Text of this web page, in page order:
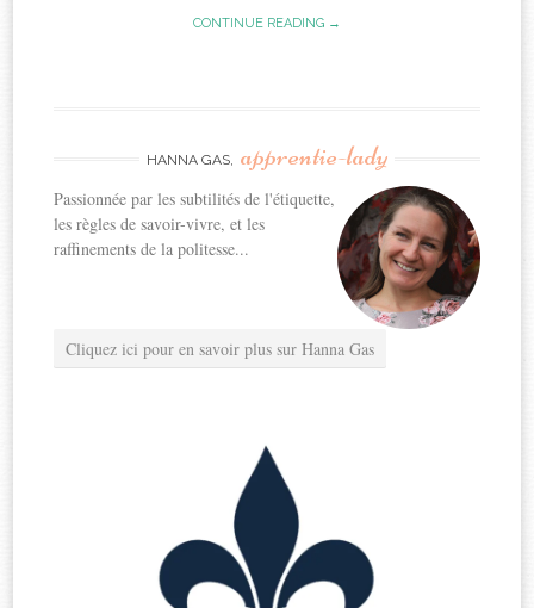
CONTINUE READING →
HANNA GAS, apprentie-lady
Passionnée par les subtilités de l'étiquette,
les règles de savoir-vivre, et les
raffinements de la politesse...
Cliquez ici pour en savoir plus sur Hanna Gas